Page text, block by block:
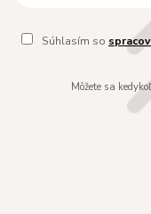
Súhlasím so
Môžete sa